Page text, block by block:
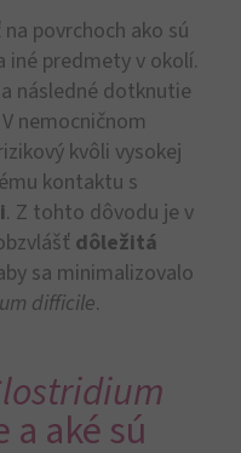
povrchoch ako sú
iné predmety v okolí.
a následné dotknutie
nemocničnom
kvôli vysokej
kontaktu s
. Z tohto dôvodu je v
dôležitá
sa minimalizovalo
difficile.
aké sú